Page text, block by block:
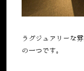
ラグジュアリーな
の一つです。